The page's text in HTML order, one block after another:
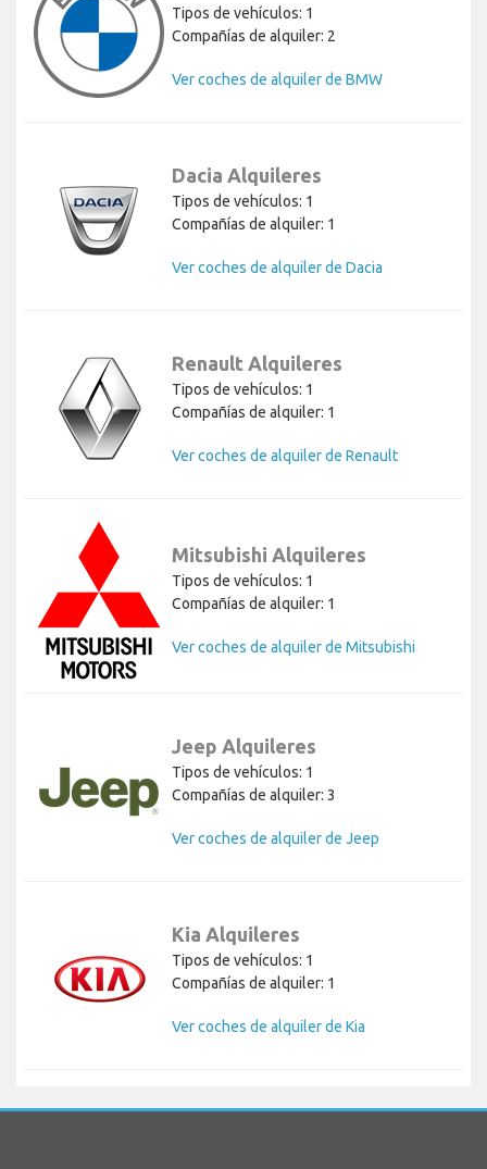
Tipos de vehículos: 1
Compañías de alquiler: 2
Ver coches de alquiler de BMW
Dacia Alquileres
Tipos de vehículos: 1
Compañías de alquiler: 1
Ver coches de alquiler de Dacia
Renault Alquileres
Tipos de vehículos: 1
Compañías de alquiler: 1
Ver coches de alquiler de Renault
Mitsubishi Alquileres
Tipos de vehículos: 1
Compañías de alquiler: 1
Ver coches de alquiler de Mitsubishi
Jeep Alquileres
Tipos de vehículos: 1
Compañías de alquiler: 3
Ver coches de alquiler de Jeep
Kia Alquileres
Tipos de vehículos: 1
Compañías de alquiler: 1
Ver coches de alquiler de Kia